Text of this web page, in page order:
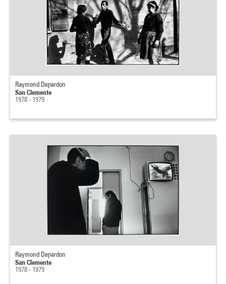
Raymond Depardon
San Clemente
1978 - 1979
Raymond Depardon
San Clemente
1978 - 1979